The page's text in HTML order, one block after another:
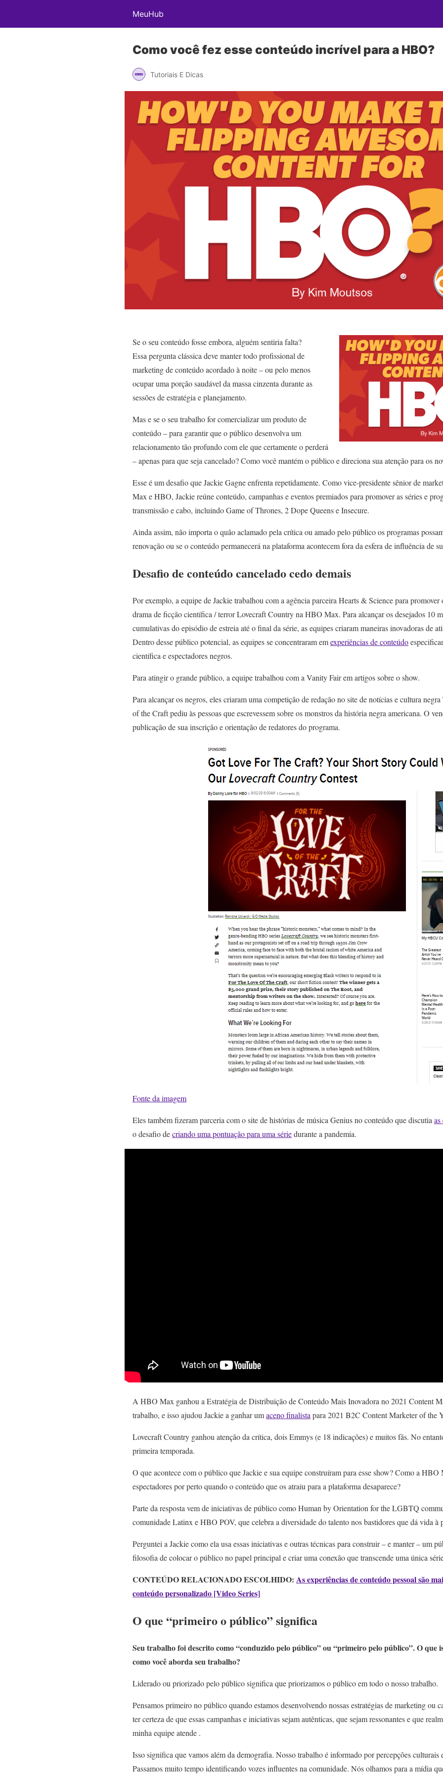
MeuHub
Como você fez esse conteúdo incrível para a HBO?
Tutoriais E Dicas
Se o seu conteúdo fosse embora, alguém sentiria falta?
Essa pergunta clássica deve manter todo profissional de
marketing de conteúdo acordado à noite – ou pelo menos
ocupar uma porção saudável da massa cinzenta durante as
sessões de estratégia e planejamento.
Mas e se o seu trabalho for comercializar um produto de
conteúdo – para garantir que o público desenvolva um
relacionamento tão profundo com ele que certamente o perderá
– apenas para que seja cancelado? Como você mantém o público e direciona sua atenção para os
Esse é um desafio que Jackie Gagne enfrenta repetidamente. Como vice-presidente sênior de
Max e HBO, Jackie reúne conteúdo, campanhas e eventos premiados para promover as séries e
transmissão e cabo, incluindo Game of Thrones, 2 Dope Queens e Insecure.
Ainda assim, não importa o quão aclamado pela crítica ou amado pelo público os programas
renovação ou se o conteúdo permanecerá na plataforma acontecem fora da esfera de influência de
Desafio de conteúdo cancelado cedo demais
Por exemplo, a equipe de Jackie trabalhou com a agência parceira Hearts & Science para
drama de ficção científica / terror Lovecraft Country na HBO Max. Para alcançar os desejados 10
cumulativas do episódio de estreia até o final da série, as equipes criaram maneiras inovadoras de
Dentro desse público potencial, as equipes se concentraram emexperiências de conteúdo
científica e espectadores negros.
Para atingir o grande público, a equipe trabalhou com a Vanity Fair em artigos sobre o show.
Para alcançar os negros, eles criaram uma competição de redação no site de notícias e cultura
of the Craft pediu às pessoas que escrevessem sobre os monstros da história negra americana. O
publicação de sua inscrição e orientação de redatores do programa.
Fonte da imagem
Eles também fizeram parceria com o site de histórias de música Genius no conteúdo que discutia
o desafio decriando uma pontuação para uma sériedurante a pandemia.
A HBO Max ganhou a Estratégia de Distribuição de Conteúdo Mais Inovadora no 2021 Content
trabalho, e isso ajudou Jackie a ganhar umaceno finalistapara 2021 B2C Content Marketer of the
Lovecraft Country ganhou atenção da crítica, dois Emmys (e 18 indicações) e muitos fãs. No
primeira temporada.
O que acontece com o público que Jackie e sua equipe construíram para esse show? Como a HBO
espectadores por perto quando o conteúdo que os atraiu para a plataforma desaparece?
Parte da resposta vem de iniciativas de público como Human by Orientation for the LGBTQ
comunidade Latinx e HBO POV, que celebra a diversidade do talento nos bastidores que dá vida à
Perguntei a Jackie como ela usa essas iniciativas e outras técnicas para construir – e manter – um
filosofia de colocar o público no papel principal e criar uma conexão que transcende uma única
CONTEÚDO RELACIONADO ESCOLHIDO: As experiências de conteúdo pessoal são
conteúdo personalizado [Video Series]
O que “primeiro o público” significa
Seu trabalho foi descrito como “conduzido pelo público” ou “primeiro pelo público”. O que
como você aborda seu trabalho?
Liderado ou priorizado pelo público significa que priorizamos o público em todo o nosso trabalho.
Pensamos primeiro no público quando estamos desenvolvendo nossas estratégias de marketing ou
ter certeza de que essas campanhas e iniciativas sejam autênticas, que sejam ressonantes e que
minha equipe atende .
Isso significa que vamos além da demografia. Nosso trabalho é informado por percepções culturais
Passamos muito tempo identificando vozes influentes na comunidade. Nós olhamos para a mídia